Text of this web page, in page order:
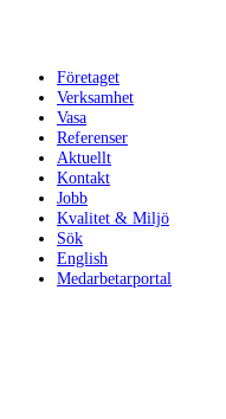
Företaget
Verksamhet
Vasa
Referenser
Aktuellt
Kontakt
Jobb
Kvalitet & Miljö
Sök
English
Medarbetarportal